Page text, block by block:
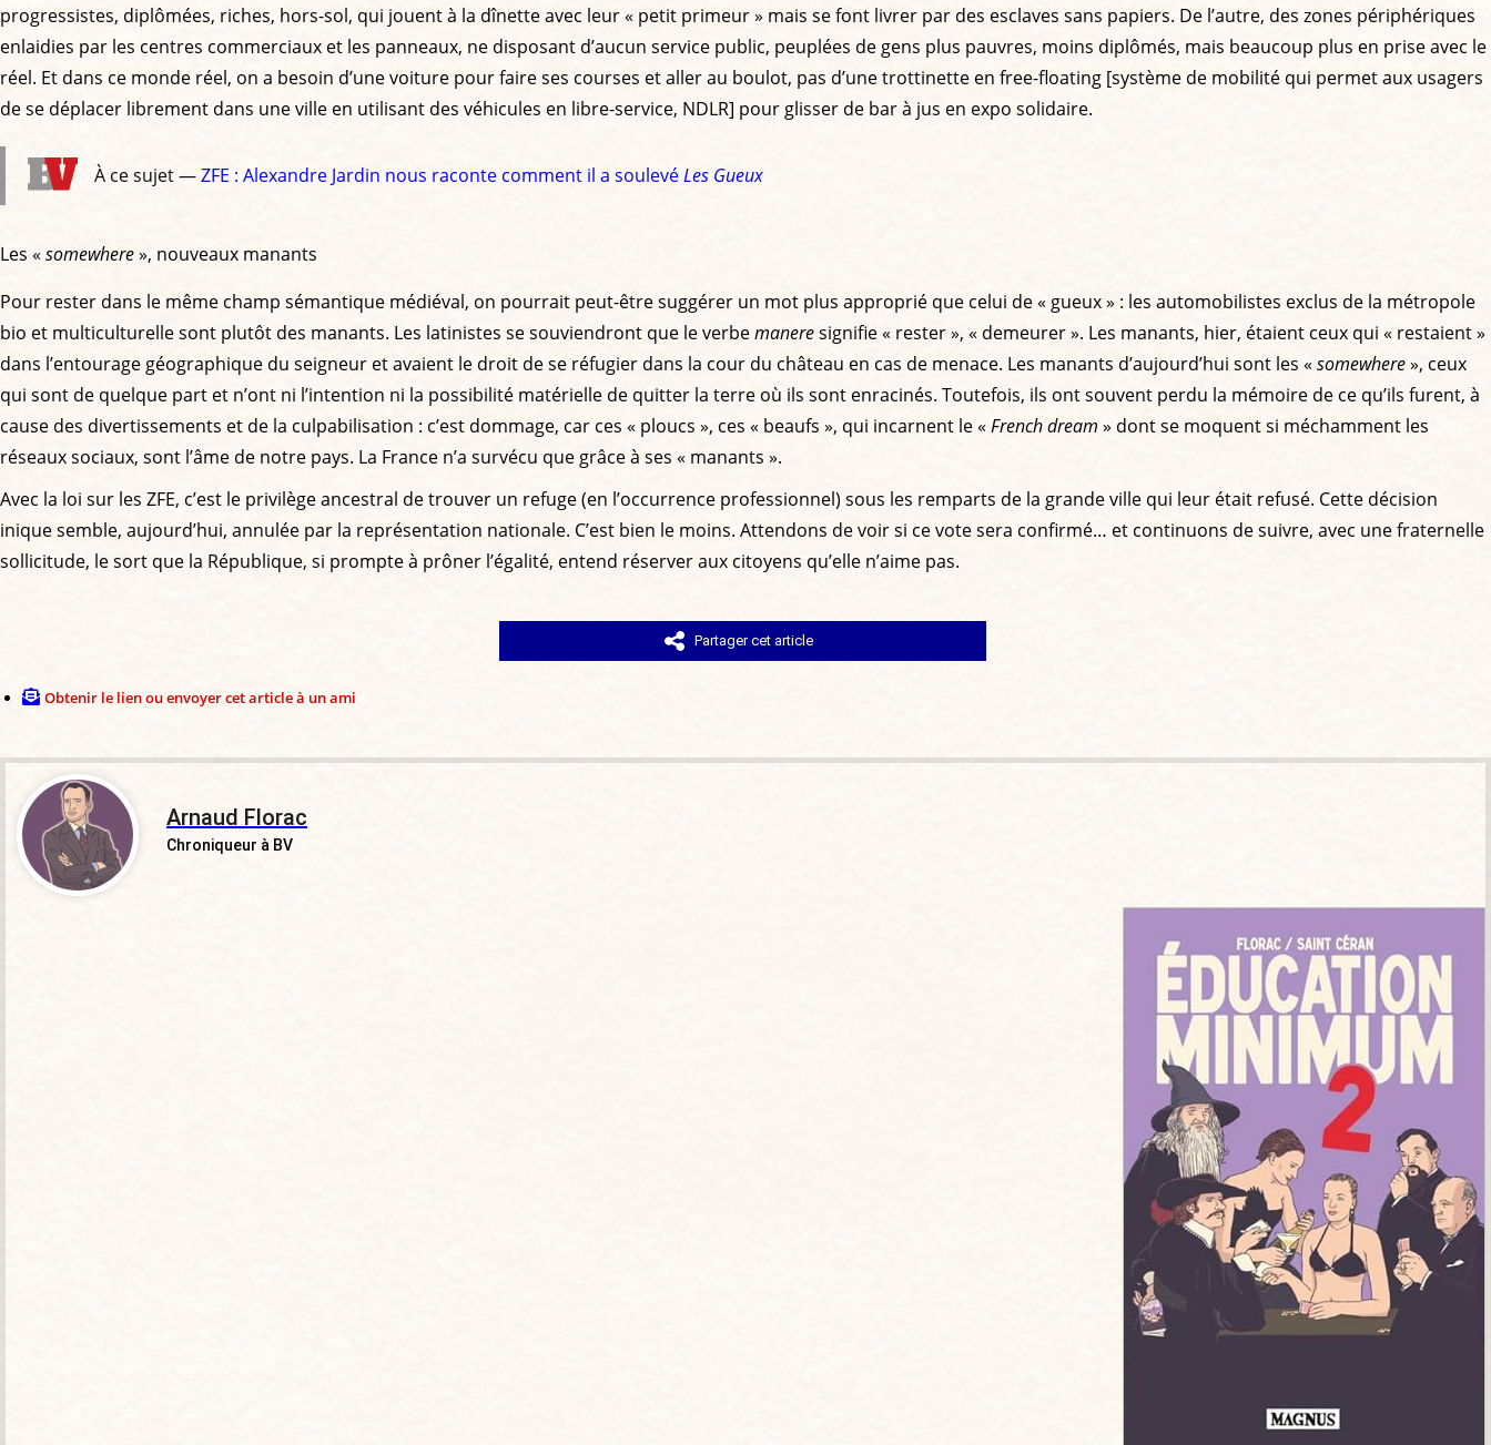
progressistes, diplômées, riches, hors-sol, qui jouent à la dînette avec leur « petit primeur » mais se font livrer par des esclaves sans papiers. De l’autre, des zones périphériques
enlaidies par les centres commerciaux et les panneaux, ne disposant d’aucun service public, peuplées de gens plus pauvres, moins diplômés, mais beaucoup plus en prise avec le
réel. Et dans ce monde réel, on a besoin d’une voiture pour faire ses courses et aller au boulot, pas d’une trottinette en free-floating [système de mobilité qui permet aux usagers
de se déplacer librement dans une ville en utilisant des véhicules en libre-service, NDLR] pour glisser de bar à jus en expo solidaire.
À ce sujet —ZFE : Alexandre Jardin nous raconte comment il a soulevéLes Gueux
Les « somewhere», nouveaux manants
Pour rester dans le même champ sémantique médiéval, on pourrait peut-être suggérer un mot plus approprié que celui de « gueux » : les automobilistes exclus de la métropole
bio et multiculturelle sont plutôt des manants. Les latinistes se souviendront que le verbemaneresignifie « rester », « demeurer ». Les manants, hier, étaient ceux qui « restaient »
dans l’entourage géographique du seigneur et avaient le droit de se réfugier dans la cour du château en cas de menace. Les manants d’aujourd’hui sont les «somewhere», ceux
qui sont de quelque part et n’ont ni l’intention ni la possibilité matérielle de quitter la terre où ils sont enracinés. Toutefois, ils ont souvent perdu la mémoire de ce qu’ils furent, à
cause des divertissements et de la culpabilisation : c’est dommage, car ces « ploucs », ces « beaufs », qui incarnent le «French dream » dont se moquent si méchamment les
réseaux sociaux, sont l’âme de notre pays. La France n’a survécu que grâce à ses « manants ».
Avec la loi sur les ZFE, c’est le privilège ancestral de trouver un refuge (en l’occurrence professionnel) sous les remparts de la grande ville qui leur était refusé. Cette décision
inique semble, aujourd’hui, annulée par la représentation nationale. C’est bien le moins. Attendons de voir si ce vote sera confirmé… et continuons de suivre, avec une fraternelle
sollicitude, le sort que la République, si prompte à prôner l’égalité, entend réserver aux citoyens qu’elle n’aime pas.
Partager cet article
Obtenir le lien ou envoyer cet article à un ami
Arnaud Florac
Chroniqueur à BV